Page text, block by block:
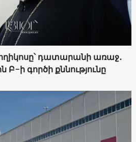
դատարանի առաջ․
Բ-ի գործի քննությունը